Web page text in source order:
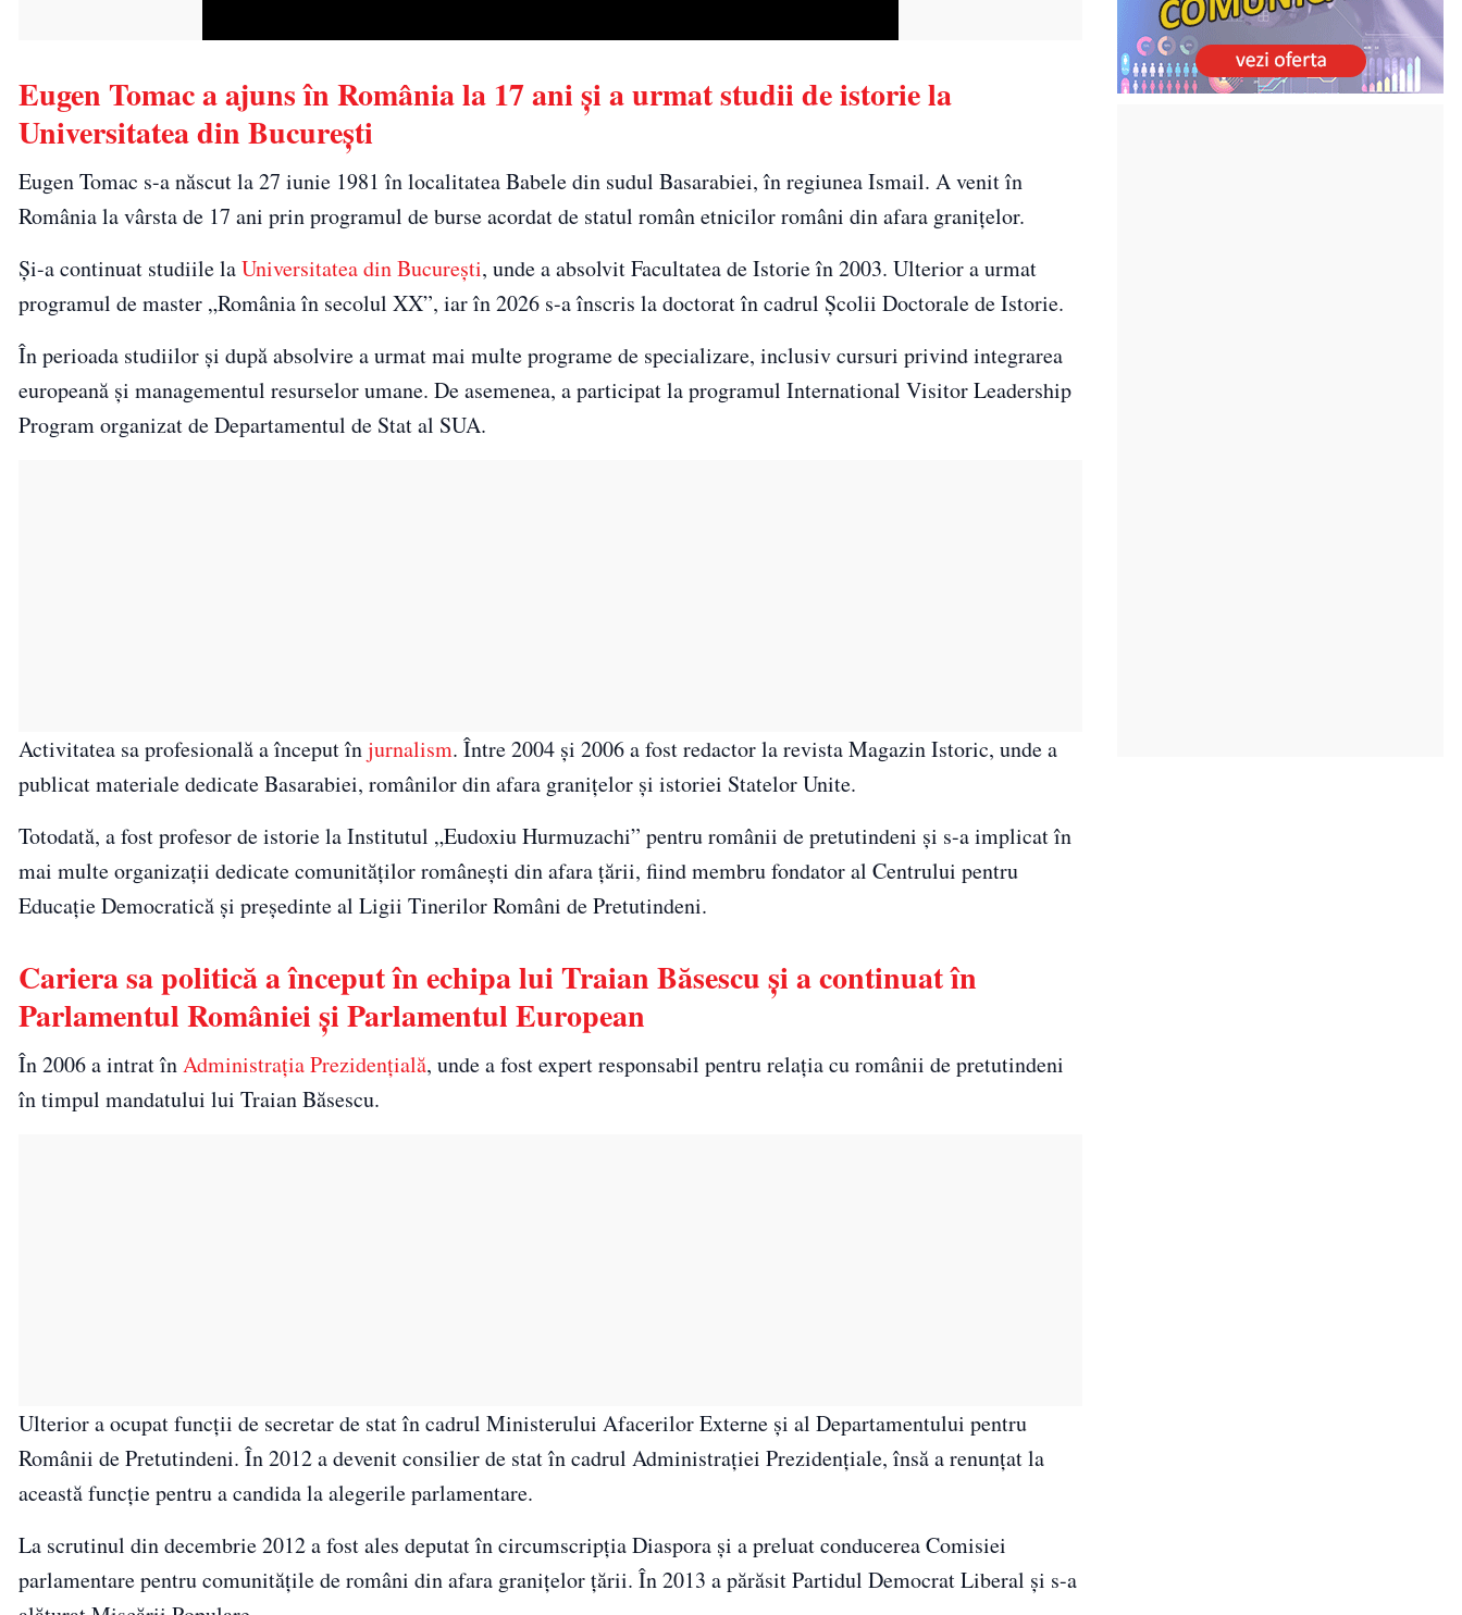
Eugen Tomac a ajuns în România la 17 ani și a urmat studii de istorie la
Universitatea din București
Eugen Tomac s-a născut la 27 iunie 1981 în localitatea Babele din sudul Basarabiei, în regiunea Ismail. A venit în
România la vârsta de 17 ani prin programul de burse acordat de statul român etnicilor români din afara granițelor.
Și-a continuat studiile laUniversitatea din București, unde a absolvit Facultatea de Istorie în 2003. Ulterior a urmat
programul de master „România în secolul XX”, iar în 2026 s-a înscris la doctorat în cadrul Școlii Doctorale de Istorie.
În perioada studiilor și după absolvire a urmat mai multe programe de specializare, inclusiv cursuri privind integrarea
europeană și managementul resurselor umane. De asemenea, a participat la programul International Visitor Leadership
Program organizat de Departamentul de Stat al SUA.
Activitatea sa profesională a început înjurnalism. Între 2004 și 2006 a fost redactor la revista Magazin Istoric, unde a
publicat materiale dedicate Basarabiei, românilor din afara granițelor și istoriei Statelor Unite.
Totodată, a fost profesor de istorie la Institutul „Eudoxiu Hurmuzachi” pentru românii de pretutindeni și s-a implicat în
mai multe organizații dedicate comunităților românești din afara țării, fiind membru fondator al Centrului pentru
Educație Democratică și președinte al Ligii Tinerilor Români de Pretutindeni.
Cariera sa politică a început în echipa lui Traian Băsescu și a continuat în
Parlamentul României și Parlamentul European
În 2006 a intrat înAdministrația Prezidențială, unde a fost expert responsabil pentru relația cu românii de pretutindeni
în timpul mandatului lui Traian Băsescu.
Ulterior a ocupat funcții de secretar de stat în cadrul Ministerului Afacerilor Externe și al Departamentului pentru
Românii de Pretutindeni. În 2012 a devenit consilier de stat în cadrul Administrației Prezidențiale, însă a renunțat la
această funcție pentru a candida la alegerile parlamentare.
La scrutinul din decembrie 2012 a fost ales deputat în circumscripția Diaspora și a preluat conducerea Comisiei
parlamentare pentru comunitățile de români din afara granițelor țării. În 2013 a părăsit Partidul Democrat Liberal și s-a